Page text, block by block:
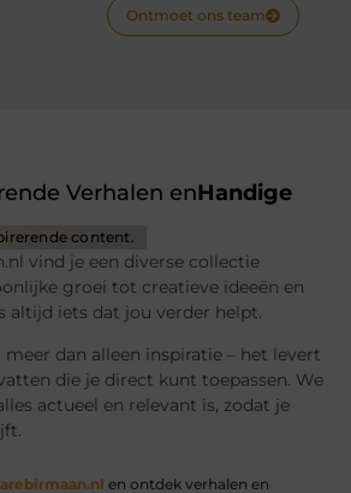
Ontmoet ons team
Verhalen enHandige
content.
vind je een diverse collectie
groei tot creatieve ideeën en
altijd iets dat jou verder helpt.
dan alleen inspiratie – het levert
die je direct kunt toepassen. We
actueel en relevant is, zodat je
en ontdek verhalen en